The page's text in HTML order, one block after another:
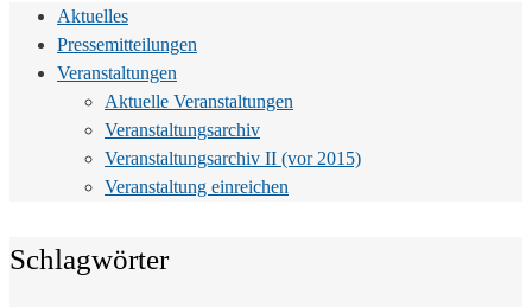
Aktuelles
Pressemitteilungen
Veranstaltungen
Aktuelle Veranstaltungen
Veranstaltungsarchiv
Veranstaltungsarchiv II (vor 2015)
Veranstaltung einreichen
Schlagwörter